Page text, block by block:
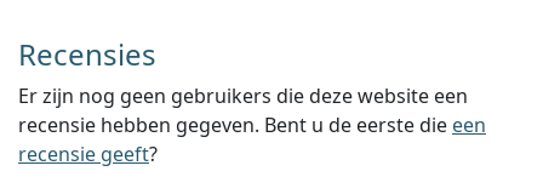
Recensies
Er zijn nog geen gebruikers die deze website een
recensie hebben gegeven. Bent u de eerste die een
recensie geeft?